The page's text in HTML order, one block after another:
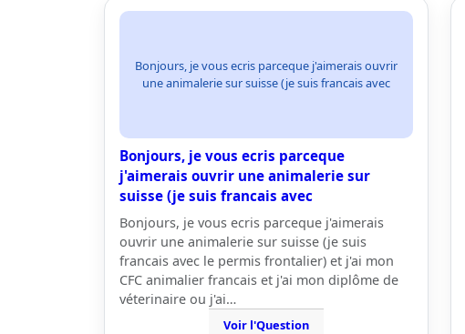
Bonjours, je vous ecris parceque j'aimerais ouvrir
une animalerie sur suisse (je suis francais avec
Bonjours, je vous ecris parceque
j'aimerais ouvrir une animalerie sur
suisse (je suis francais avec
Bonjours, je vous ecris parceque j'aimerais
ouvrir une animalerie sur suisse (je suis
francais avec le permis frontalier) et j'ai mon
CFC animalier francais et j'ai mon diplôme de
véterinaire ou j'ai…
Voir l'Question